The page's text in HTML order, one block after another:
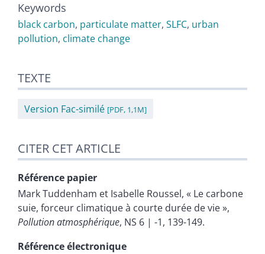
Keywords
black carbon, particulate matter, SLFC, urban
pollution, climate change
TEXTE
Version Fac-similé [PDF, 1,1M]
CITER CET ARTICLE
Référence papier
MarkTuddenham et Isabelle Roussel, « Le carbone
suie, forceur climatique à courte durée de vie »,
Pollution atmosphérique, NS 6 | -1, 139-149.
Référence électronique